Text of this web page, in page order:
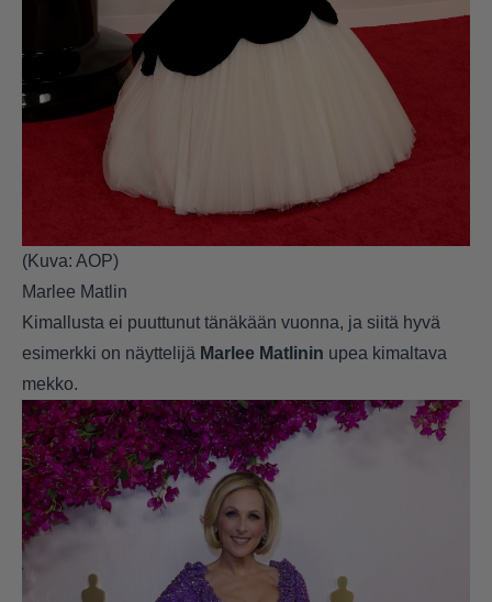
(Kuva: AOP)
Marlee Matlin
Kimallusta ei puuttunut tänäkään vuonna, ja siitä hyvä
esimerkki on näyttelijä Marlee Matlinin upea kimaltava
mekko.